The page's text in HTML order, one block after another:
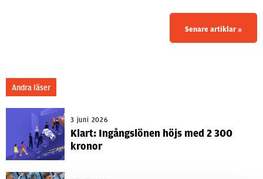
Senare artiklar»
Andra läser
3 juni 2026
Klart: Ingångslönen höjs med 2 300
kronor